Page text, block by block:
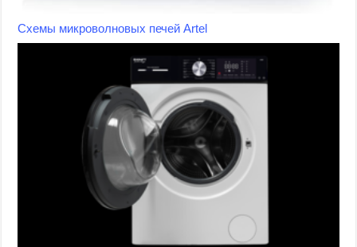
Схемы микроволновых печей Artel